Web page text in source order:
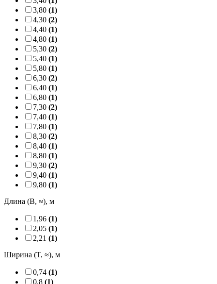
3,80 (1)
4,30 (2)
4,40 (1)
4,80 (1)
5,30 (2)
5,40 (1)
5,80 (1)
6,30 (2)
6,40 (1)
6,80 (1)
7,30 (2)
7,40 (1)
7,80 (1)
8,30 (2)
8,40 (1)
8,80 (1)
9,30 (2)
9,40 (1)
9,80 (1)
Длина (B, ≈), м
1,96 (1)
2,05 (1)
2,21 (1)
Ширина (T, ≈), м
0,74 (1)
0,8 (1)